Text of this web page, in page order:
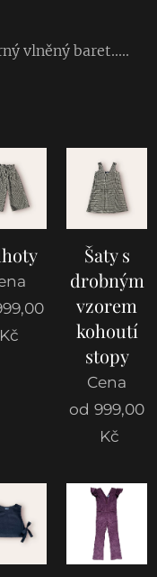
vlněný baret.....
Kč
Šaty s
drobným
vzorem
kohoutí
stopy
Cena
od 999,00
Kč